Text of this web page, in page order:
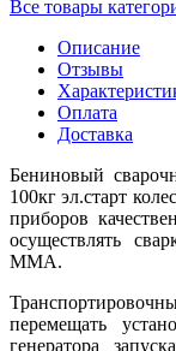
Все товары
Описание
Отзывы
Оплата
Доставка
Бениновый
100кг эл.старт
приборов
осуществлять
ММА.
перемещать
генератора